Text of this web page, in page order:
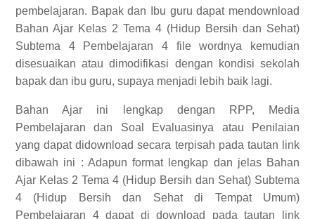
pembelajaran. Bapak dan Ibu guru dapat mendownload
Bahan Ajar Kelas 2 Tema 4 (Hidup Bersih dan Sehat)
Subtema 4 Pembelajaran 4 file wordnya kemudian
disesuaikan atau dimodifikasi dengan kondisi sekolah
bapak dan ibu guru, supaya menjadi lebih baik lagi.
Bahan Ajar ini lengkap dengan RPP, Media
Pembelajaran dan Soal Evaluasinya atau Penilaian
yang dapat didownload secara terpisah pada tautan link
dibawah ini : Adapun format lengkap dan jelas Bahan
Ajar Kelas 2 Tema 4 (Hidup Bersih dan Sehat) Subtema
4 (Hidup Bersih dan Sehat di Tempat Umum)
Pembelajaran 4dapat di download pada tautan link